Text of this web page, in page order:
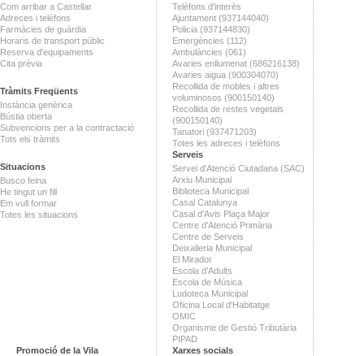
Com arribar a Castellar
Adreces i telèfons
Farmàcies de guàrdia
Horaris de transport públic
Reserva d'equipaments
Cita prèvia
Tràmits Freqüents
Instància genèrica
Bústia oberta
Subvencions per a la contractació
Tots els tràmits
Situacions
Busco feina
He tingut un fill
Em vull formar
Totes les situacions
Telèfons d'interès
Ajuntament (937144040)
Policia (937144830)
Emergències (112)
Ambulàncies (061)
Avaries enllumenat (686216138)
Avaries aigua (900304070)
Recollida de mobles i altres
voluminosos (900150140)
Recollida de restes vegetals
(900150140)
Tanatori (937471203)
Totes les adreces i telèfons
Serveis
Servei d'Atenció Ciutadana (SAC)
Arxiu Municipal
Biblioteca Municipal
Casal Catalunya
Casal d'Avis Plaça Major
Centre d'Atenció Primària
Centre de Serveis
Deixalleria Municipal
El Mirador
Escola d'Adults
Escola de Música
Ludoteca Municipal
Oficina Local d'Habitatge
OMIC
Organisme de Gestió Tributària
PIPAD
Promoció de la Vila
Xarxes socials